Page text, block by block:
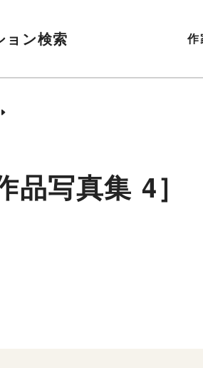
ョン検索 作
品写真集 4］